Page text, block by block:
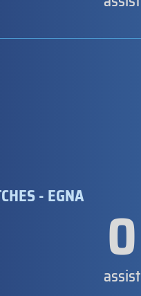
- EGNA 0
assist